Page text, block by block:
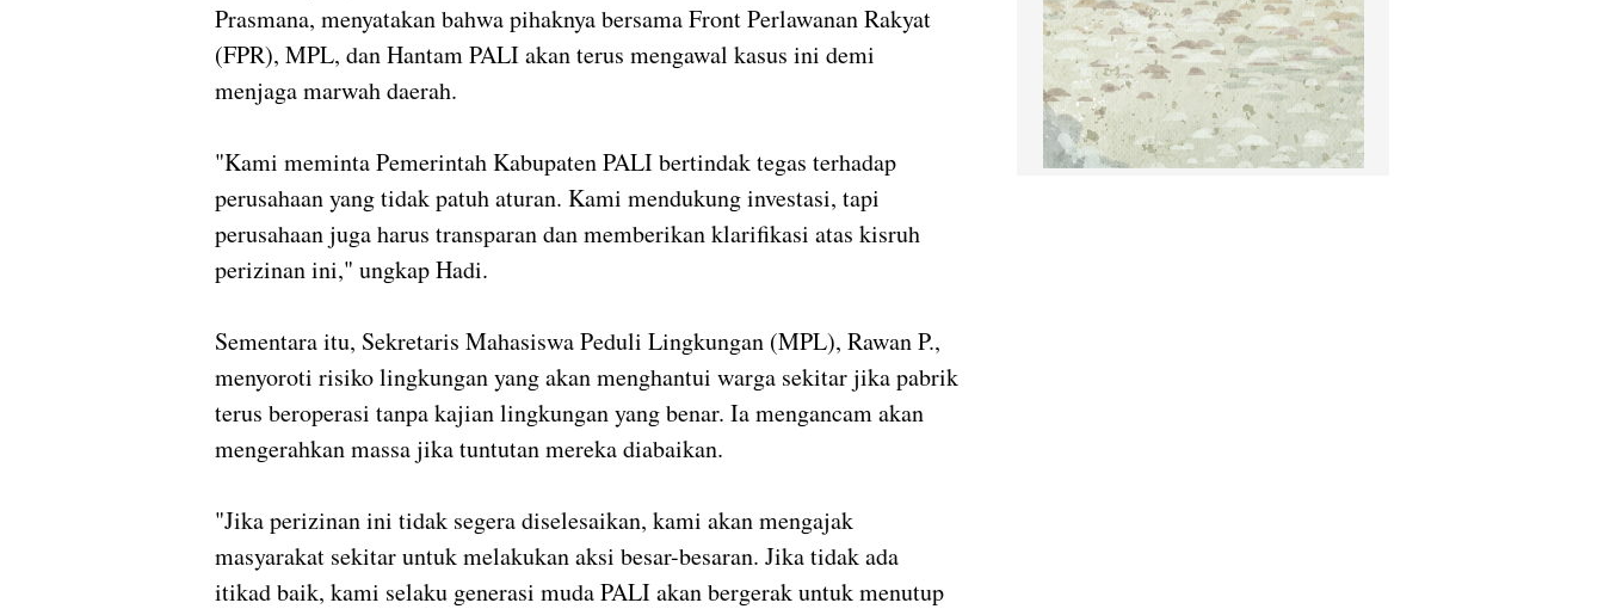
Prasmana, menyatakan bahwa pihaknya bersama Front Perlawanan Rakyat
(FPR), MPL, dan Hantam PALI akan terus mengawal kasus ini demi
menjaga marwah daerah.
‎"Kami meminta Pemerintah Kabupaten PALI bertindak tegas terhadap
perusahaan yang tidak patuh aturan. Kami mendukung investasi, tapi
perusahaan juga harus transparan dan memberikan klarifikasi atas kisruh
perizinan ini," ungkap Hadi.
‎Sementara itu, Sekretaris Mahasiswa Peduli Lingkungan (MPL), Rawan P.,
menyoroti risiko lingkungan yang akan menghantui warga sekitar jika pabrik
terus beroperasi tanpa kajian lingkungan yang benar. Ia mengancam akan
mengerahkan massa jika tuntutan mereka diabaikan.
‎"Jika perizinan ini tidak segera diselesaikan, kami akan mengajak
masyarakat sekitar untuk melakukan aksi besar-besaran. Jika tidak ada
itikad baik, kami selaku generasi muda PALI akan bergerak untuk menutup